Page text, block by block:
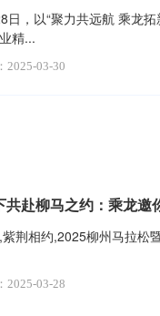
，以“聚力共远航 乘龙拓
精...
2025-03-30
共赴柳马之约：乘龙邀
荆相约,2025柳州马拉松
2025-03-28